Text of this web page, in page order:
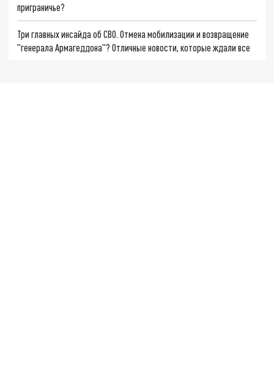
приграничье?
Три главных инсайда об СВО. Отмена мобилизации и возвращение
"генерала Армагеддона"? Отличные новости, которые ждали все